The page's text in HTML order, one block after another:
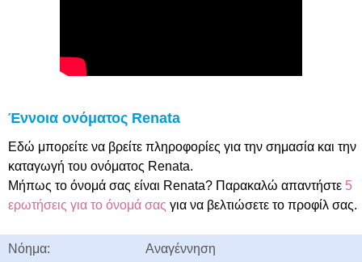
Έννοια ονόματος Renata
Εδώ μπορείτε να βρείτε πληροφορίες για την σημασία και την
καταγωγή του ονόματος Renata.
Μήπως το όνομά σας είναι Renata? Παρακαλώ απαντήστε 5
ερωτήσεις για το όνομά σας για να βελτιώσετε το προφίλ σας.
Νόημα: Αναγέννηση